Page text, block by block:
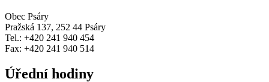
Obec Psáry
Pražská 137, 252 44 Psáry
Tel.: +420 241 940 454
Fax: +420 241 940 514
Úřední hodiny